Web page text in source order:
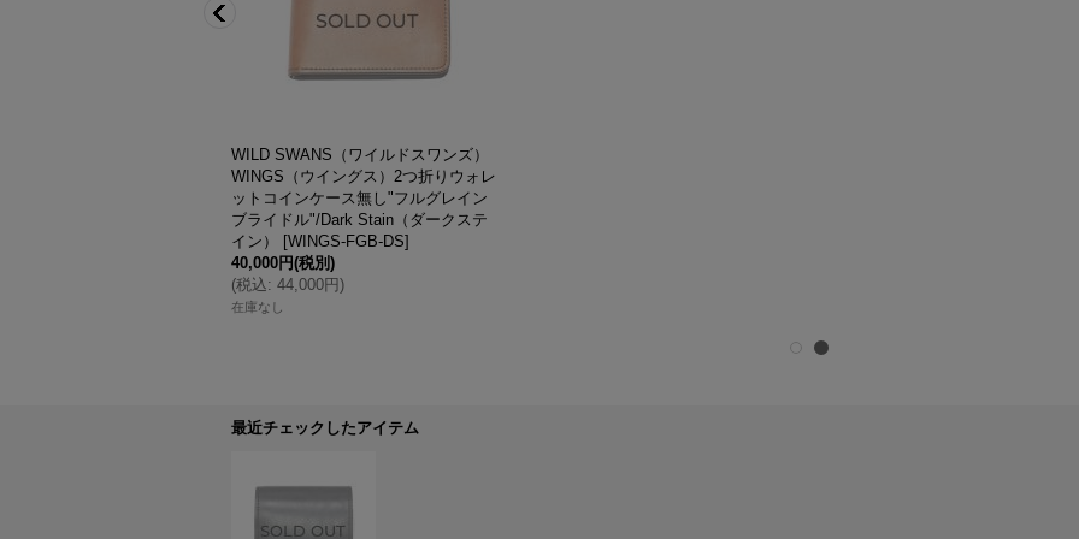
WILD SWANS（ワイルドスワンズ）
WINGS（ウイングス）2つ折りウォレ
ットコインケース無し"フルグレイン
ブライドル"/Dark Stain（ダークステ
イン）
[WINGS-FGB-DS]
40,000円(税別)
(税込: 44,000円)
在庫なし
最近チェックしたアイテム